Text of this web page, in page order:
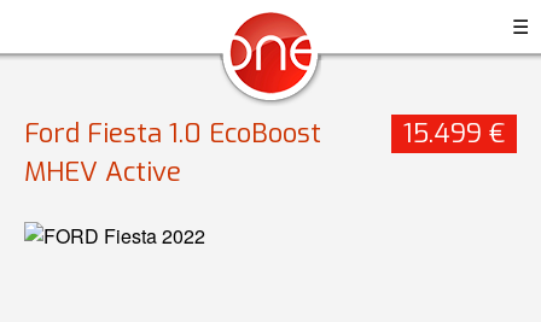
☰
Ford Fiesta 1.0 EcoBoost
MHEV Active
15.499 €